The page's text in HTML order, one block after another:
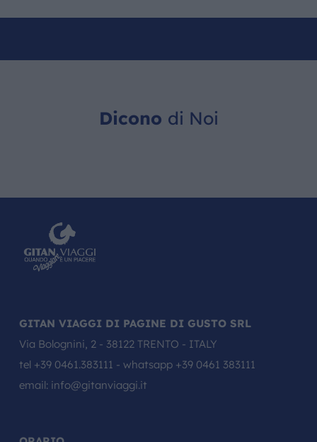
Dicono di Noi
GITAN VIAGGI DI PAGINE DI GUSTO SRL
Via Bolognini, 2 - 38122 TRENTO - ITALY
tel +39 0461.383111 - whatsapp +39 0461 383111
email: info@gitanviaggi.it